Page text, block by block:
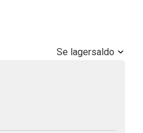
Se lagersaldo